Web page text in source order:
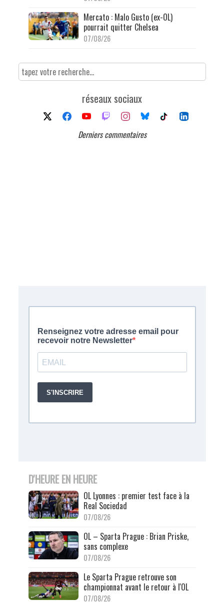
Mercato : Malo Gusto (ex-OL)
pourrait quitter Chelsea
07/08/26
réseaux sociaux
Derniers commentaires
D'HEURE EN HEURE
OL Lyonnes : premier test face à la
Real Sociedad
07/08/26
OL – Sparta Prague : Brian Priske,
sans complexe
07/08/26
Le Sparta Prague retrouve son
championnat avant le retour à l'OL
07/08/26